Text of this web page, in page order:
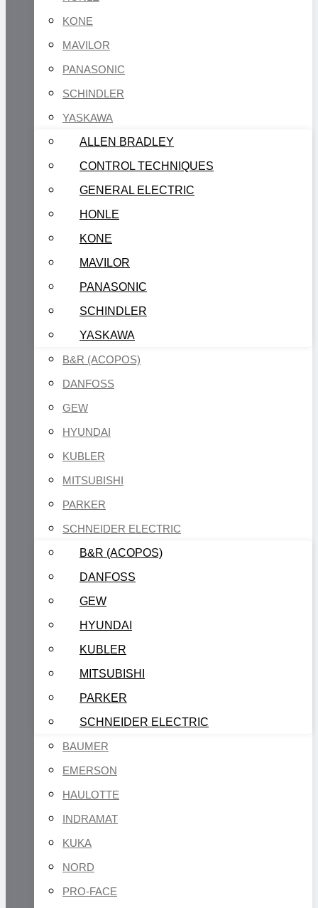
KONE
MAVILOR
PANASONIC
SCHINDLER
YASKAWA
ALLEN BRADLEY
CONTROL TECHNIQUES
GENERAL ELECTRIC
HONLE
KONE
MAVILOR
PANASONIC
SCHINDLER
YASKAWA
B&R (ACOPOS)
DANFOSS
GEW
HYUNDAI
KUBLER
MITSUBISHI
PARKER
SCHNEIDER ELECTRIC
B&R (ACOPOS)
DANFOSS
GEW
HYUNDAI
KUBLER
MITSUBISHI
PARKER
SCHNEIDER ELECTRIC
BAUMER
EMERSON
HAULOTTE
INDRAMAT
KUKA
NORD
PRO-FACE